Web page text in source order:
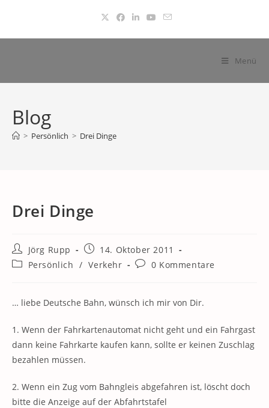
springen
Menü
Blog
> Persönlich > Drei Dinge
Drei Dinge
Beitrags-
Autor:
Jörg Rupp
Beitrag
veröffentlicht:
14. Oktober 2011
Beitrags-
Persönlich / Verkehr
Beitrags-
0 Kommentare
… liebe Deutsche Bahn, wünsch ich mir von Dir.
1. Wenn der Fahrkartenautomat nicht geht und ein Fahrgast
dann keine Fahrkarte kaufen kann, sollte er keinen Zuschlag
bezahlen müssen.
2. Wenn ein Zug vom Bahngleis abgefahren ist, löscht doch
bitte die Anzeige auf der Abfahrtstafel